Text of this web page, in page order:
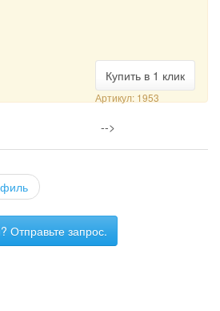
Купить в 1 клик
Артикул: 1953
-->
Отправьте запрос.